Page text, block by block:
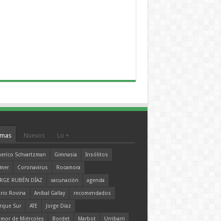
Nuevos Lo +
Schvartzman Gimnasia
Insólitos
Coronavirus
Rocamora
RUBÉN DÍAZ
vacunación
agenda
Rovina
Aníbal Gallay
recomendados
Sur
ATE
Jorge Díaz
de Miércoles
Bordet Marbot Urribarri